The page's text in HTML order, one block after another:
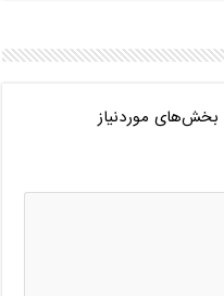
بخش‌های موردنیاز